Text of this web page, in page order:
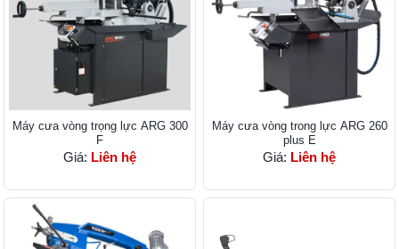
Máy cưa vòng trọng lực ARG 300
F
Giá: Liên hệ
Máy cưa vòng trong lực ARG 260
plus E
Giá: Liên hệ